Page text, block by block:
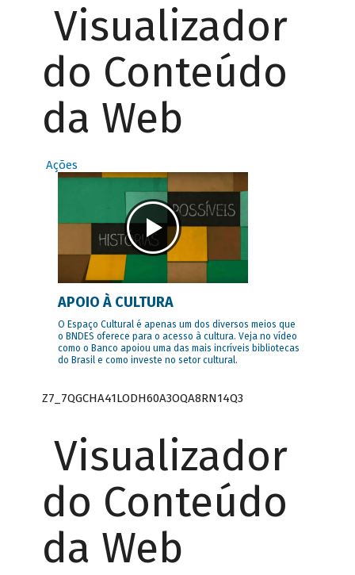
Visualizador
do Conteúdo
da Web
Ações
APOIO À CULTURA
O Espaço Cultural é apenas um dos diversos meios que
o BNDES oferece para o acesso à cultura. Veja no vídeo
como o Banco apoiou uma das mais incríveis bibliotecas
do Brasil e como investe no setor cultural.
Z7_7QGCHA41LODH60A3OQA8RN14Q3
Visualizador
do Conteúdo
da Web